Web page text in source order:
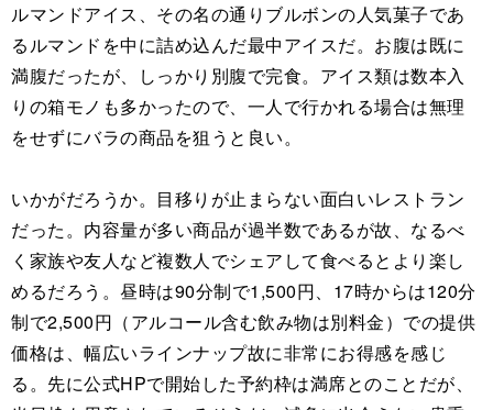
ルマンドアイス、その名の通りブルボンの人気菓子であ
るルマンドを中に詰め込んだ最中アイスだ。お腹は既に
満腹だったが、しっかり別腹で完食。アイス類は数本入
りの箱モノも多かったので、一人で行かれる場合は無理
をせずにバラの商品を狙うと良い。
いかがだろうか。目移りが止まらない面白いレストラン
だった。内容量が多い商品が過半数であるが故、なるべ
く家族や友人など複数人でシェアして食べるとより楽し
めるだろう。昼時は90分制で1,500円、17時からは120分
制で2,500円（アルコール含む飲み物は別料金）での提供
価格は、幅広いラインナップ故に非常にお得感を感じ
る。先に公式HPで開始した予約枠は満席とのことだが、